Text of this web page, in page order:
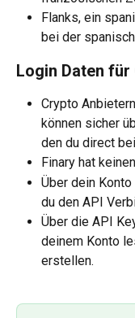
Flanks, ein
bei der
Login Daten
Crypto
können sicher
den du direct
Finary hat
Über dein
du den API
Über die API
deinem Konto
erstellen.